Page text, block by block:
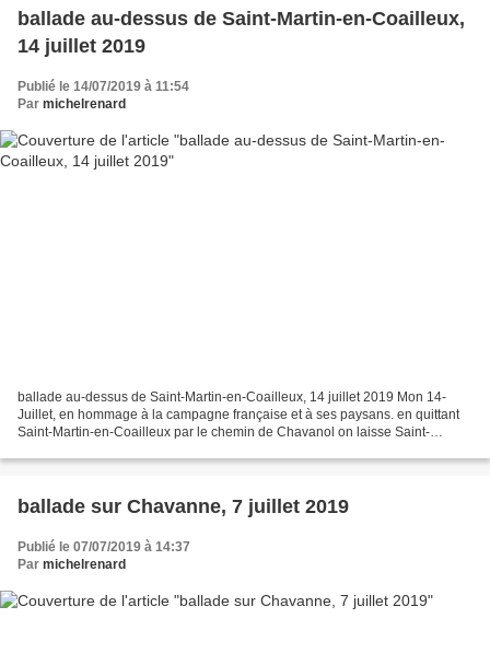
ballade au-dessus de Saint-Martin-en-Coailleux,
14 juillet 2019
Publié le 14/07/2019 à 11:54
Par michelrenard
ballade au-dessus de Saint-Martin-en-Coailleux, 14 juillet 2019 Mon 14-
Juillet, en hommage à la campagne française et à ses paysans. en quittant
Saint-Martin-en-Coailleux par le chemin de Chavanol on laisse Saint-
ballade sur Chavanne, 7 juillet 2019
Publié le 07/07/2019 à 14:37
Par michelrenard